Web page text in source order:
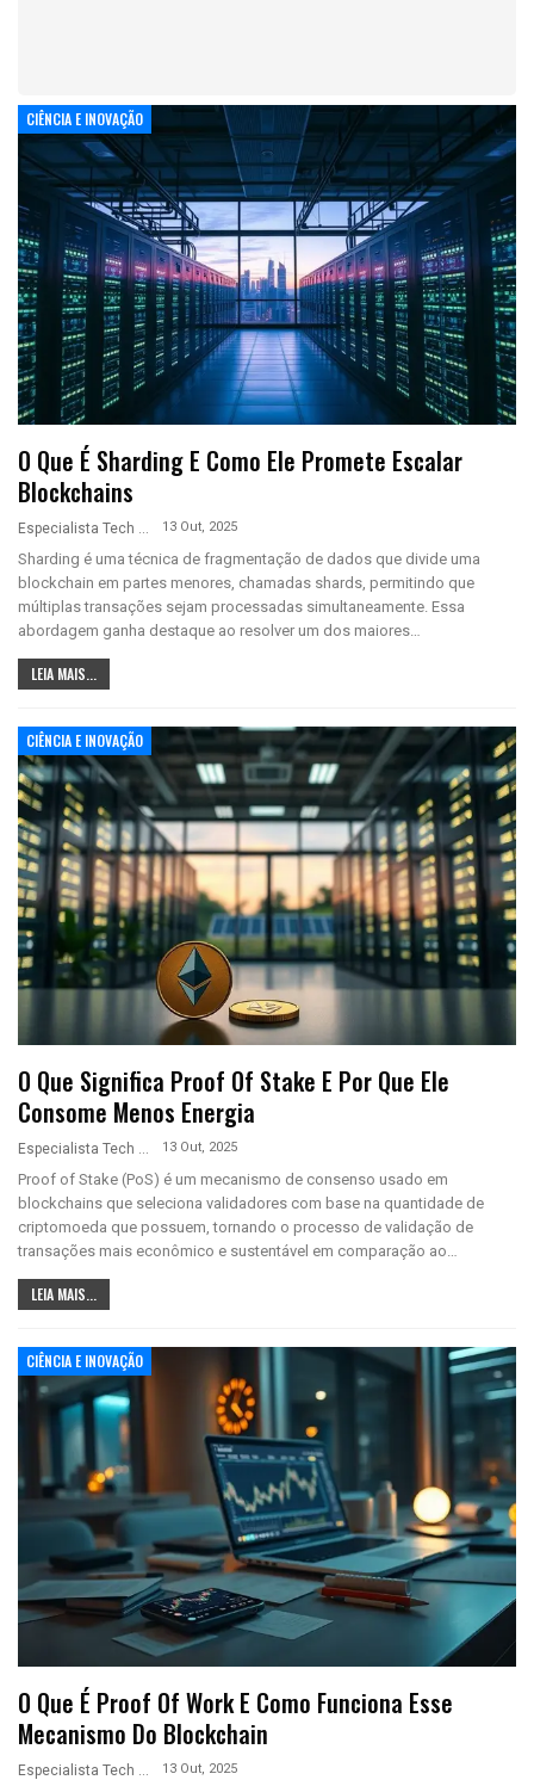
CIÊNCIA E INOVAÇÃO
O Que É Sharding E Como Ele Promete Escalar
Blockchains
Especialista Tech 13 Out, 2025
Sharding é uma técnica de fragmentação de dados que divide uma
blockchain em partes menores, chamadas shards, permitindo que
múltiplas transações sejam processadas simultaneamente. Essa
abordagem ganha destaque ao resolver um dos maiores…
LEIA MAIS...
CIÊNCIA E INOVAÇÃO
O Que Significa Proof Of Stake E Por Que Ele
Consome Menos Energia
Especialista Tech 13 Out, 2025
Proof of Stake (PoS) é um mecanismo de consenso usado em
blockchains que seleciona validadores com base na quantidade de
criptomoeda que possuem, tornando o processo de validação de
transações mais econômico e sustentável em comparação ao…
LEIA MAIS...
CIÊNCIA E INOVAÇÃO
O Que É Proof Of Work E Como Funciona Esse
Mecanismo Do Blockchain
Especialista Tech 13 Out, 2025